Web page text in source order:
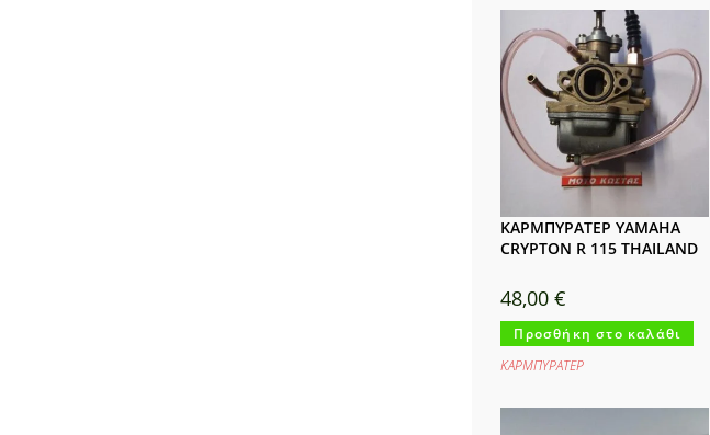
ΚΑΡΜΠΥΡΑΤΕΡ YAMAHA
CRYPTON R 115 THAILAND
48,00€
Προσθήκη στο καλάθι
ΚΑΡΜΠΥΡΑΤΕΡ